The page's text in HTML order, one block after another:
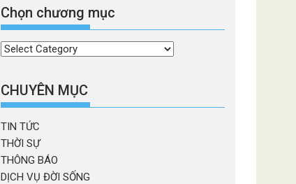
Chọn chương mục
Chọn
mục
CHUYÊN MỤC
TIN TỨC
THỜI SỰ
THÔNG BÁO
DỊCH VỤ ĐỜI SỐNG